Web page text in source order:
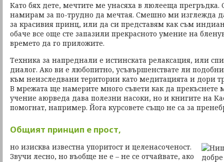
Като бях дете, мечтите ме унасяха в люлееща прегръдка.
намирам за по-трудно да мечтая. Смешно ми изглежда
за красивия принц, или да си представям как съм
обаче все още сте запазили прекрасното умение на
времето да го приложите.
Техника за напреднали е истинската релаксация, или
диалог. Ако ви е любопитно, усъвършенствате ли подобни
към неизследвани територии като медитацията и дори
В мрежата ще намерите много съвети как да прекъснете
учение аюрведа дава полезни насоки, но и книгите на
помогнат, например. Йога курсовете също не са за
Общият принцип е прост,
но изисква известна упоритост и целенасоченост.
Звучи лесно, но въобще не е – не се отчайвате, ако